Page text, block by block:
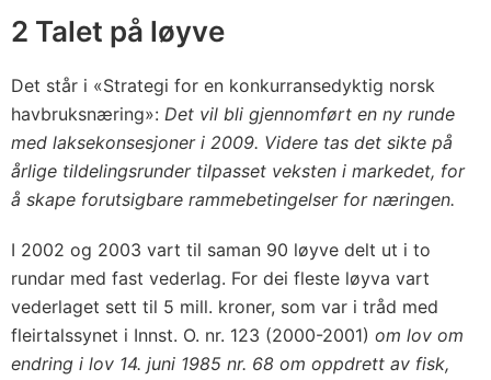
2 Talet på løyve
Det står i «Strategi for en konkurransedyktig norsk
havbruksnæring»: Det vil bli gjennomført en ny runde
med laksekonsesjoner i 2009. Videre tas det sikte på
årlige tildelingsrunder tilpasset veksten i markedet, for
å skape forutsigbare rammebetingelser for næringen.
I 2002 og 2003 vart til saman 90 løyve delt ut i to
rundar med fast vederlag. For dei fleste løyva vart
vederlaget sett til 5 mill. kroner, som var i tråd med
fleirtalssynet i Innst. O. nr. 123 (2000-2001) om lov om
endring i lov 14. juni 1985 nr. 68 om oppdrett av fisk,